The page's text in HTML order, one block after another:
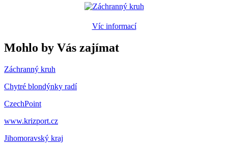
Víc informací
Mohlo by Vás zajímat
Záchranný kruh
Chytré blondýnky radí
CzechPoint
www.krizport.cz
Jihomoravský kraj